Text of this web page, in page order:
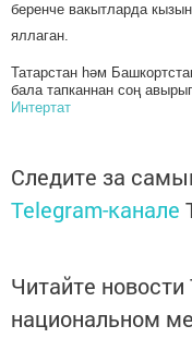
беренче вакытларда
яллаган.
Татарстан һәм
бала тапканнан соң
Интертат
Следите за
Telegram-канале
Читайте новости
национальном